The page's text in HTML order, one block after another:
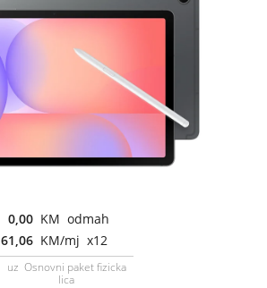
0,00 KM odmah
61,06 KM/mj x12
uz Osnovni paket fizicka
lica